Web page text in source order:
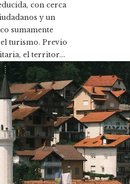
con cerca
y un
sumamente
turismo. Previo
el territor...